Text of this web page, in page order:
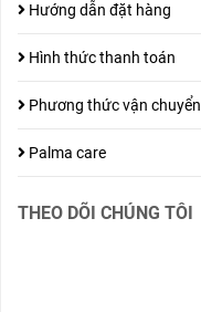
Hướng dẫn đặt hàng
Hình thức thanh toán
Phương thức vận chuyển
Palma care
THEO DÕI CHÚNG TÔI